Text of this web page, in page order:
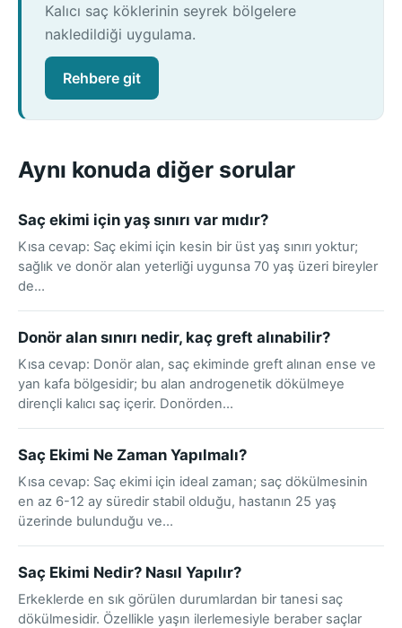
Kalıcı saç köklerinin seyrek bölgelere
nakledildiği uygulama.
Rehbere git
Aynı konuda diğer sorular
Saç ekimi için yaş sınırı var mıdır?
Kısa cevap: Saç ekimi için kesin bir üst yaş sınırı yoktur;
sağlık ve donör alan yeterliği uygunsa 70 yaş üzeri bireyler
de…
Donör alan sınırı nedir, kaç greft alınabilir?
Kısa cevap: Donör alan, saç ekiminde greft alınan ense ve
yan kafa bölgesidir; bu alan androgenetik dökülmeye
dirençli kalıcı saç içerir. Donörden…
Saç Ekimi Ne Zaman Yapılmalı?
Kısa cevap: Saç ekimi için ideal zaman; saç dökülmesinin
en az 6-12 ay süredir stabil olduğu, hastanın 25 yaş
üzerinde bulunduğu ve…
Saç Ekimi Nedir? Nasıl Yapılır?
Erkeklerde en sık görülen durumlardan bir tanesi saç
dökülmesidir. Özellikle yaşın ilerlemesiyle beraber saçlar